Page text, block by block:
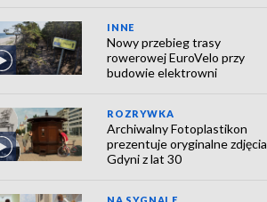
INNE
Nowy przebieg trasy
rowerowej EuroVelo przy
budowie elektrowni
ROZRYWKA
Archiwalny Fotoplastikon
prezentuje oryginalne zdjęcia
Gdyni z lat 30